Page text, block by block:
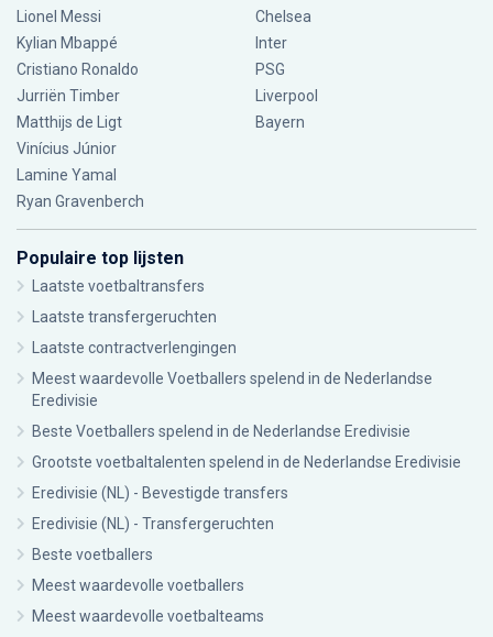
Lionel Messi
Kylian Mbappé
Cristiano Ronaldo
Jurriën Timber
Matthijs de Ligt
Vinícius Júnior
Lamine Yamal
Ryan Gravenberch
Chelsea
Inter
PSG
Liverpool
Bayern
Populaire top lijsten
Laatste voetbaltransfers
Laatste transfergeruchten
Laatste contractverlengingen
Meest waardevolle Voetballers spelend in de Nederlandse
Eredivisie
Beste Voetballers spelend in de Nederlandse Eredivisie
Grootste voetbaltalenten spelend in de Nederlandse Eredivisie
Eredivisie (NL) - Bevestigde transfers
Eredivisie (NL) - Transfergeruchten
Beste voetballers
Meest waardevolle voetballers
Meest waardevolle voetbalteams